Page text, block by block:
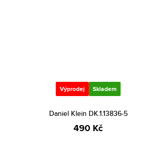
Výprodej Skladem
Daniel Klein DK.1.13836-5
490 Kč